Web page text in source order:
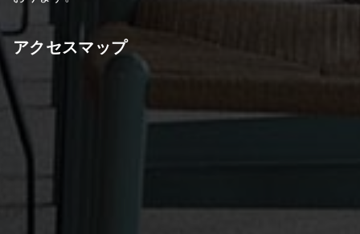
アクセスマップ